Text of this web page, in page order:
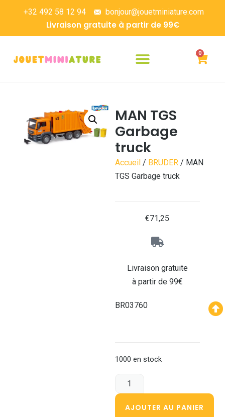
+32 492 58 12 94 bonjour@jouetminiature.com
Livraison gratuite à partir de 99€
0
MAN TGS
Garbage
truck
Accueil/ BRUDER/ MAN
TGS Garbage truck
€71,25
Livraison gratuite
à partir de 99€
BR03760
1000 en stock
AJOUTER AU PANIER